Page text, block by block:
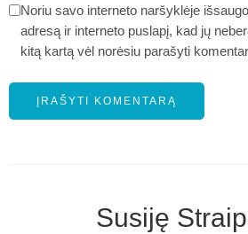
Noriu savo interneto naršyklėje
adresą ir interneto puslapį, kad jų
kitą kartą vėl norėsiu parašyti
Susiję